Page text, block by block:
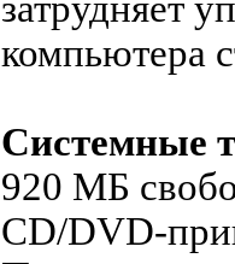
компьютера
Системные
920 МБ
CD/DVD-